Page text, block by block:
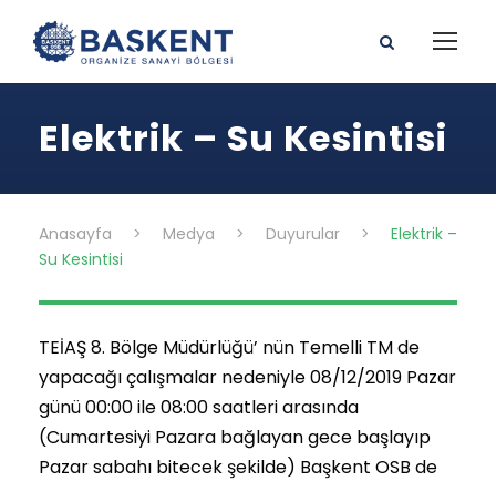
Elektrik – Su Kesintisi
Anasayfa > Medya > Duyurular >
Elektrik –
Su Kesintisi
TEİAŞ 8. Bölge Müdürlüğü’ nün Temelli TM de
yapacağı çalışmalar nedeniyle 08/12/2019 Pazar
günü 00:00 ile 08:00 saatleri arasında
(Cumartesiyi Pazara bağlayan gece başlayıp
Pazar sabahı bitecek şekilde) Başkent OSB de